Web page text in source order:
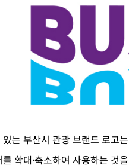
는 부산시 관광 브랜드 로고
확대·축소하여 사용하는